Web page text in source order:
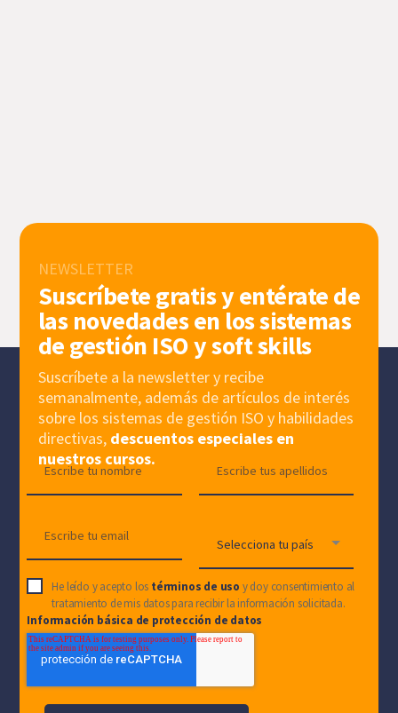
NEWSLETTER
Suscríbete gratis y entérate de
las novedades en los sistemas
de gestión ISO y soft skills
Suscríbete a la newsletter y recibe
semanalmente, además de artículos de interés
sobre los sistemas de gestión ISO y habilidades
directivas, descuentos especiales en
nuestros cursos.
He leído y acepto los términos de uso y doy consentimiento al
tratamiento de mis datos para recibir la información solicitada.
Información básica de protección de datos